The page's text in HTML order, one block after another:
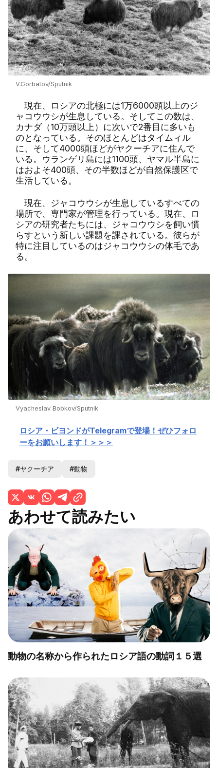
V.Gorbatov/Sputnik
現在、ロシアの北極には1万6000頭以上のジ
ャコウウシが生息している。そしてこの数は、
カナダ（10万頭以上）に次いで2番目に多いも
のとなっている。そのほとんどはタイムィル
に、そして4000頭ほどがヤクーチアに住んで
いる。ウランゲリ島には1100頭、ヤマル半島に
はおよそ400頭、その半数ほどが自然保護区で
生活している。
現在、ジャコウウシが生息しているすべての
場所で、専門家が管理を行っている。現在、ロ
シアの研究者たちには、ジャコウウシを飼い慣
らすという新しい課題を課されている。彼らが
特に注目しているのはジャコウウシの体毛であ
る。
Vyacheslav Bobkov/Sputnik
ロシア・ビヨンドがTelegramで登場！ぜひフォロ
ーをお願いします！＞＞＞
#ヤクーチア #動物
あわせて読みたい
動物の名称から作られたロシア語の動詞１５選